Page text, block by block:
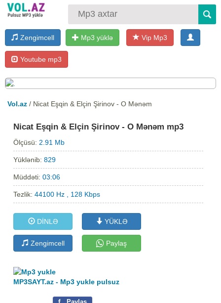
Zengimcell Mp3 yüklə Vip Mp3
Youtube mp3
Vol.az / Nicat Eşqin & Elçin Şirinov - O Mənəm
Nicat Eşqin & Elçin Şirinov - O Mənəm mp3
Ölçüsü: 2.91 Mb
Yüklənib:829
Müddəti:03:06
Tezlik:44100 Hz , 128 Kbps
DİNLƏ YÜKLƏ
Zengimcell Paylaş
MP3SAYT.az - Mp3 yukle pulsuz